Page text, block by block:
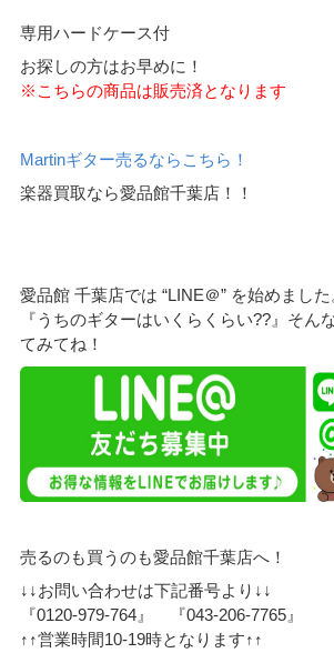
専用ハードケース付
お探しの方はお早めに！
※こちらの商品は販売済となります
Martinギター売るならこちら！
楽器買取なら愛品館千葉店！！
愛品館 千葉店では “LINE＠” を始めました
『うちのギターはいくらくらい??』そん
てみてね！
売るのも買うのも愛品館千葉店へ！
↓↓お問い合わせは下記番号より↓↓
『0120-979-764』 『043-206-7765』
↑↑営業時間10-19時となります↑↑